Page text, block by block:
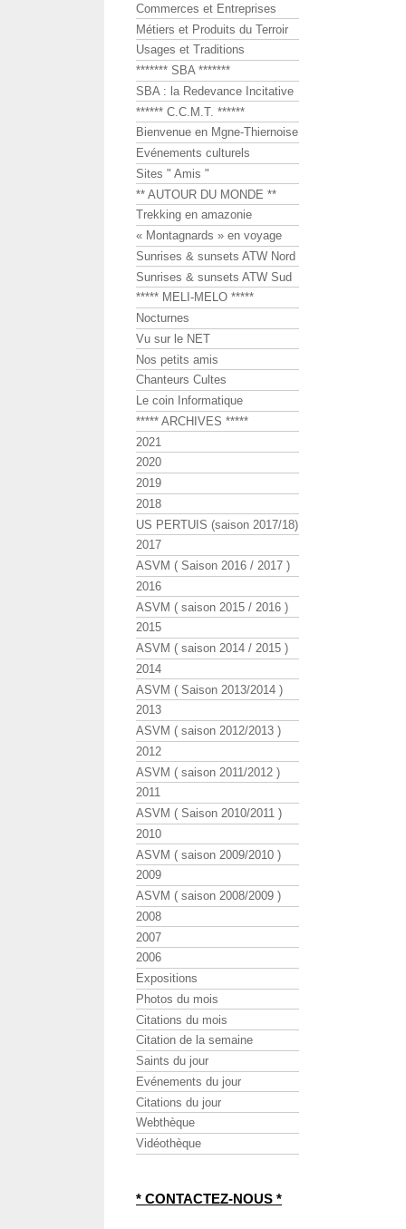
Commerces et Entreprises
Métiers et Produits du Terroir
Usages et Traditions
******* SBA *******
SBA : la Redevance Incitative
****** C.C.M.T. ******
Bienvenue en Mgne-Thiernoise
Evénements culturels
Sites " Amis "
** AUTOUR DU MONDE **
Trekking en amazonie
« Montagnards » en voyage
Sunrises & sunsets ATW Nord
Sunrises & sunsets ATW Sud
***** MELI-MELO *****
Nocturnes
Vu sur le NET
Nos petits amis
Chanteurs Cultes
Le coin Informatique
***** ARCHIVES *****
2021
2020
2019
2018
US PERTUIS (saison 2017/18)
2017
ASVM ( Saison 2016 / 2017 )
2016
ASVM ( saison 2015 / 2016 )
2015
ASVM ( saison 2014 / 2015 )
2014
ASVM ( Saison 2013/2014 )
2013
ASVM ( saison 2012/2013 )
2012
ASVM ( saison 2011/2012 )
2011
ASVM ( Saison 2010/2011 )
2010
ASVM ( saison 2009/2010 )
2009
ASVM ( saison 2008/2009 )
2008
2007
2006
Expositions
Photos du mois
Citations du mois
Citation de la semaine
Saints du jour
Evénements du jour
Citations du jour
Webthèque
Vidéothèque
* CONTACTEZ-NOUS *